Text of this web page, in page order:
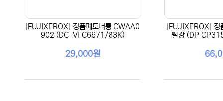
[FUJIXEROX] 정품폐토너통 CWAA0
902 (DC-VI C6671/83K)
29,000원
[FUJIXEROX]
빨강 (DP